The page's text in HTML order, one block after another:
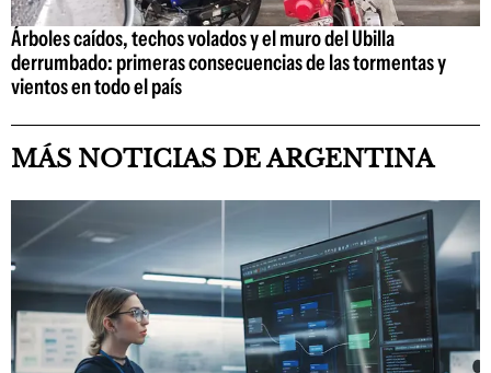
Árboles caídos, techos volados y el muro del Ubilla
derrumbado: primeras consecuencias de las tormentas y
vientos en todo el país
MÁS NOTICIAS DE ARGENTINA